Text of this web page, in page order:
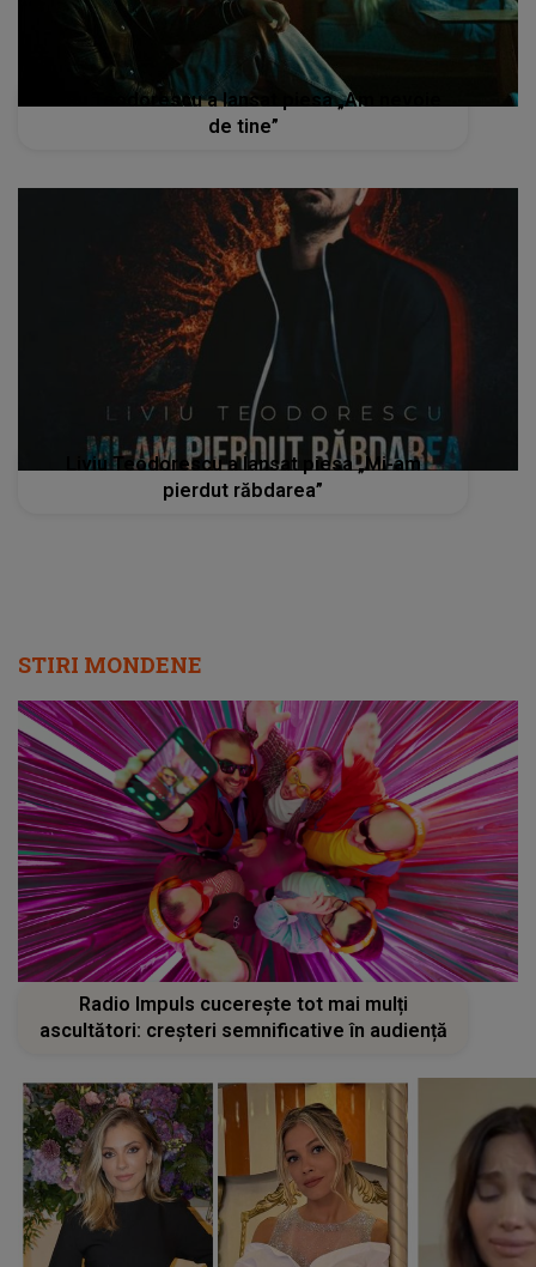
Liviu Teodorescu a lansat piesa „Am nevoie
de tine”
Liviu Teodorescu a lansat piesa „Mi-am
pierdut răbdarea”
STIRI MONDENE
Radio Impuls cucerește tot mai mulți
ascultători: creșteri semnificative în audiență